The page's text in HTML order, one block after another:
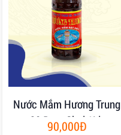
Nước Mắm Hương Trung
30 Đạm Chai 1Lit
90,000Đ